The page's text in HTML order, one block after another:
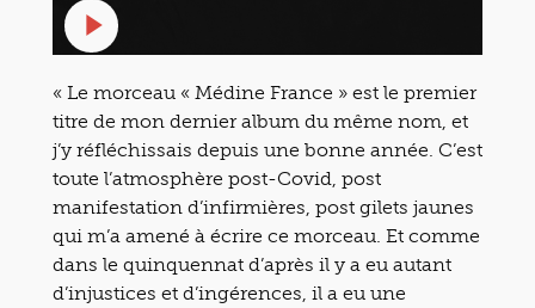
« Le morceau « Médine France » est le premier
titre de mon dernier album du même nom, et
j’y réfléchissais depuis une bonne année. C’est
toute l’atmosphère post-Covid, post
manifestation d’infirmières, post gilets jaunes
qui m’a amené à écrire ce morceau. Et comme
dans le quinquennat d’après il y a eu autant
d’injustices et d’ingérences, il a eu une